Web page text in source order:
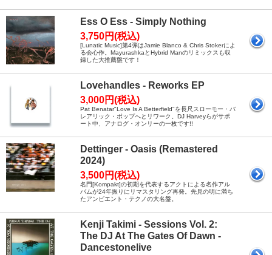
Ess O Ess - Simply Nothing
3,750円(税込)
[Lunatic Music]第4弾はJamie Blanco & Chris Stokerによ
る会心作。MayurashkaとHybrid Manのリミックスも収
録した大推薦盤です！
Lovehandles - Reworks EP
3,000円(税込)
Pat Benatar"Love Is A Betterfield"を長尺スローモー・バ
レアリック・ポップへとリワーク。DJ Harveyらがサポ
ート中、アナログ・オンリーの一枚です!!
Dettinger - Oasis (Remastered
2024)
3,500円(税込)
名門[Kompakt]の初期を代表するアクトによる名作アル
バムが24年振りにリマスタリング再発。先見の明に満ち
たアンビエント・テクノの大名盤。
Kenji Takimi - Sessions Vol. 2:
The DJ At The Gates Of Dawn -
Dancestonelive